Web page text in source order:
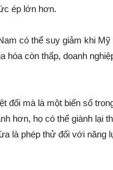
ép lớn hơn.
có thể suy giảm khi
còn thấp, doanh
đối mà là một biến số
hơn, họ có thể giành lại
là phép thử đối với năng